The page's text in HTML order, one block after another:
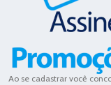
Ao se cadastrar você